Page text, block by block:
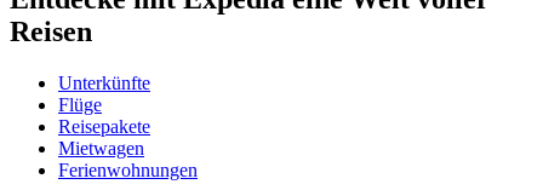
Reisen
Unterkünfte
Flüge
Reisepakete
Mietwagen
Ferienwohnungen